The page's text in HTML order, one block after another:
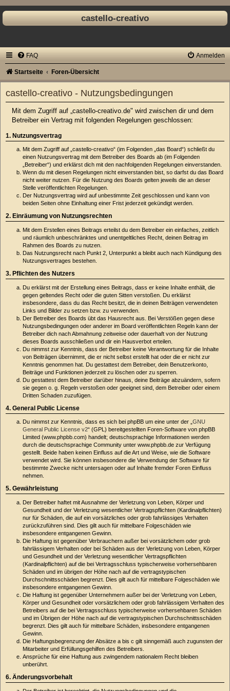
castello-creativo
FAQ Anmelden
Startseite Foren-Übersicht
castello-creativo - Nutzungsbedingungen
Mit dem Zugriff auf „castello-creativo.de" wird zwischen dir und dem
Betreiber ein Vertrag mit folgenden Regelungen geschlossen:
1. Nutzungsvertrag
Mit dem Zugriff auf „castello-creativo“ (im Folgenden „das Board“) schließt du
einen Nutzungsvertrag mit dem Betreiber des Boards ab (im Folgenden
„Betreiber“) und erklärst dich mit den nachfolgenden Regelungen einverstanden.
Wenn du mit diesen Regelungen nicht einverstanden bist, so darfst du das Board
nicht weiter nutzen. Für die Nutzung des Boards gelten jeweils die an dieser
Stelle veröffentlichten Regelungen.
Der Nutzungsvertrag wird auf unbestimmte Zeit geschlossen und kann von
beiden Seiten ohne Einhaltung einer Frist jederzeit gekündigt werden.
2. Einräumung von Nutzungsrechten
Mit dem Erstellen eines Beitrags erteilst du dem Betreiber ein einfaches, zeitlich
und räumlich unbeschränktes und unentgeltliches Recht, deinen Beitrag im
Rahmen des Boards zu nutzen.
Das Nutzungsrecht nach Punkt 2, Unterpunkt a bleibt auch nach Kündigung des
Nutzungsvertrages bestehen.
3. Pflichten des Nutzers
Du erklärst mit der Erstellung eines Beitrags, dass er keine Inhalte enthält, die
gegen geltendes Recht oder die guten Sitten verstoßen. Du erklärst
insbesondere, dass du das Recht besitzt, die in deinen Beiträgen verwendeten
Links und Bilder zu setzen bzw. zu verwenden.
Der Betreiber des Boards übt das Hausrecht aus. Bei Verstößen gegen diese
Nutzungsbedingungen oder anderer im Board veröffentlichten Regeln kann der
Betreiber dich nach Abmahnung zeitweise oder dauerhaft von der Nutzung
dieses Boards ausschließen und dir ein Hausverbot erteilen.
Du nimmst zur Kenntnis, dass der Betreiber keine Verantwortung für die Inhalte
von Beiträgen übernimmt, die er nicht selbst erstellt hat oder die er nicht zur
Kenntnis genommen hat. Du gestattest dem Betreiber, dein Benutzerkonto,
Beiträge und Funktionen jederzeit zu löschen oder zu sperren.
Du gestattest dem Betreiber darüber hinaus, deine Beiträge abzuändern, sofern
sie gegen o. g. Regeln verstoßen oder geeignet sind, dem Betreiber oder einem
Dritten Schaden zuzufügen.
4. General Public License
Du nimmst zur Kenntnis, dass es sich bei phpBB um eine unter der „GNU
General Public License v2“ (GPL) bereitgestellten Foren-Software von phpBB
Limited (www.phpbb.com) handelt; deutschsprachige Informationen werden
durch die deutschsprachige Community unter www.phpbb.de zur Verfügung
gestellt. Beide haben keinen Einfluss auf die Art und Weise, wie die Software
verwendet wird. Sie können insbesondere die Verwendung der Software für
bestimmte Zwecke nicht untersagen oder auf Inhalte fremder Foren Einfluss
nehmen.
5. Gewährleistung
Der Betreiber haftet mit Ausnahme der Verletzung von Leben, Körper und
Gesundheit und der Verletzung wesentlicher Vertragspflichten (Kardinalpflichten)
nur für Schäden, die auf ein vorsätzliches oder grob fahrlässiges Verhalten
zurückzuführen sind. Dies gilt auch für mittelbare Folgeschäden wie
insbesondere entgangenen Gewinn.
Die Haftung ist gegenüber Verbrauchern außer bei vorsätzlichem oder grob
fahrlässigem Verhalten oder bei Schäden aus der Verletzung von Leben, Körper
und Gesundheit und der Verletzung wesentlicher Vertragspflichten
(Kardinalpflichten) auf die bei Vertragsschluss typischerweise vorhersehbaren
Schäden und im übrigen der Höhe nach auf die vertragstypischen
Durchschnittsschäden begrenzt. Dies gilt auch für mittelbare Folgeschäden wie
insbesondere entgangenen Gewinn.
Die Haftung ist gegenüber Unternehmern außer bei der Verletzung von Leben,
Körper und Gesundheit oder vorsätzlichem oder grob fahrlässigem Verhalten des
Betreibers auf die bei Vertragsschluss typischerweise vorhersehbaren Schäden
und im Übrigen der Höhe nach auf die vertragstypischen Durchschnittsschäden
begrenzt. Dies gilt auch für mittelbare Schäden, insbesondere entgangenen
Gewinn.
Die Haftungsbegrenzung der Absätze a bis c gilt sinngemäß auch zugunsten der
Mitarbeiter und Erfüllungsgehilfen des Betreibers.
Ansprüche für eine Haftung aus zwingendem nationalem Recht bleiben
unberührt.
6. Änderungsvorbehalt